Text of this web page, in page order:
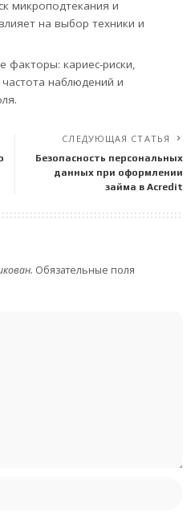
микроподтекания и
на выбор техники и
факторы: кариес-риски,
наблюдений и
СЛЕДУЮЩАЯ СТАТЬЯ
Безопасность персональных
данных при оформлении
займа в Acredit
Обязательные поля